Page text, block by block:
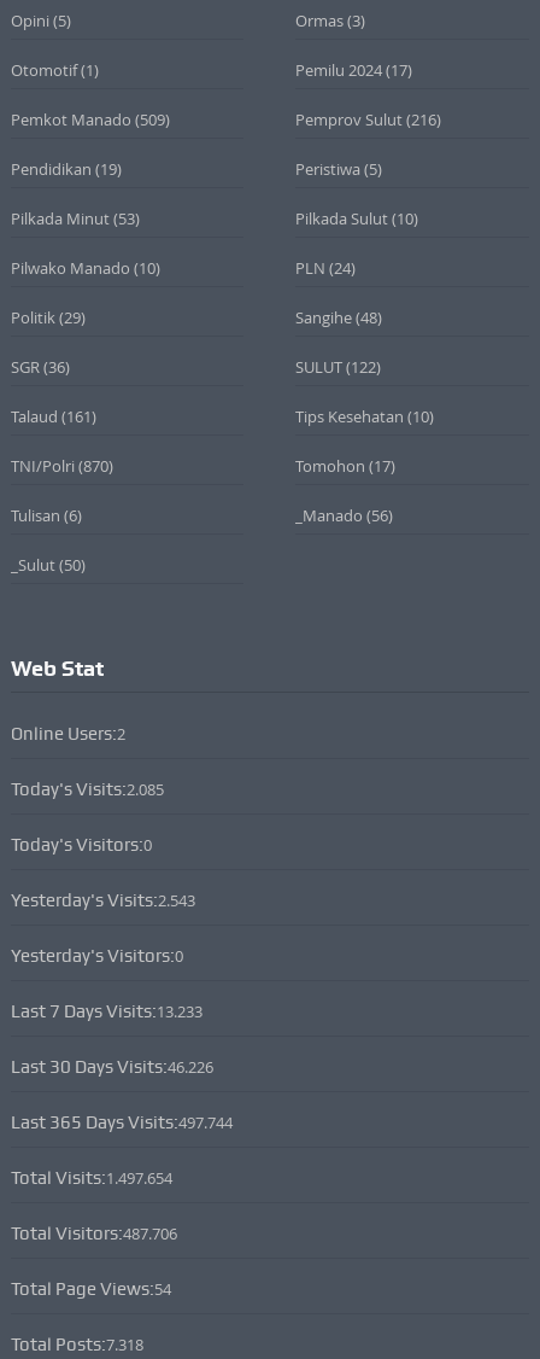
Opini (5) Ormas(3)
Otomotif(1) Pemilu 2024(17)
Pemkot Manado (509) Pemprov Sulut(216)
Pendidikan (19) Peristiwa (5)
Pilkada Minut(53) Pilkada Sulut(10)
Pilwako Manado (10) PLN (24)
Politik(29) Sangihe(48)
SGR(36) SULUT(122)
Talaud (161) Tips Kesehatan (10)
TNI/Polri (870) Tomohon (17)
Tulisan (6) _Manado (56)
_Sulut(50)
Web Stat
Online Users:2
Today's Visits:2.085
Today's Visitors:0
Yesterday's Visits:2.543
Yesterday's Visitors:0
Last 7 Days Visits:13.233
Last 30 Days Visits:46.226
Last 365 Days Visits:497.744
Total Visits:1.497.654
Total Visitors:487.706
Total Page Views:54
Total Posts:7.318